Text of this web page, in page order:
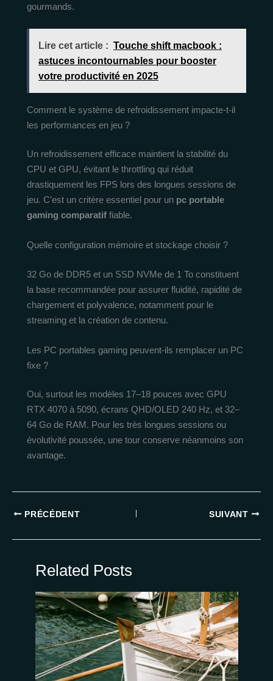
gourmands.
Lire cet article : Touche shift macbook :
astuces incontournables pour booster
votre productivité en 2025
Comment le système de refroidissement impacte-t-il
les performances en jeu ?
Un refroidissement efficace maintient la stabilité du
CPU et GPU, évitant le throttling qui réduit
drastiquement les FPS lors des longues sessions de
jeu. C’est un critère essentiel pour un pc portable
gaming comparatif fiable.
Quelle configuration mémoire et stockage choisir ?
32 Go de DDR5 et un SSD NVMe de 1 To constituent
la base recommandée pour assurer fluidité, rapidité de
chargement et polyvalence, notamment pour le
streaming et la création de contenu.
Les PC portables gaming peuvent-ils remplacer un PC
fixe ?
Oui, surtout les modèles 17–18 pouces avec GPU
RTX 4070 à 5090, écrans QHD/OLED 240 Hz, et 32–
64 Go de RAM. Pour les très longues sessions ou
évolutivité poussée, une tour conserve néanmoins son
avantage.
PRÉCÉDENT SUIVANT
Related Posts